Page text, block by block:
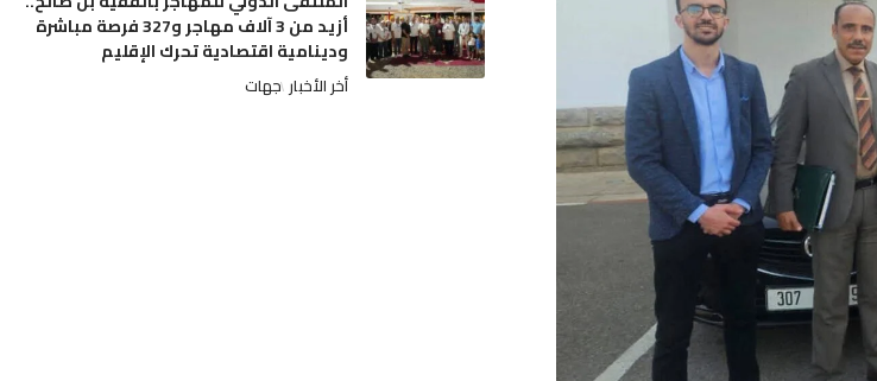
أزيد من 3 آلاف مهاجر و327 فرصة مباشرة
ودينامية اقتصادية تحرك الإقليم
أخر الأخبار جهات